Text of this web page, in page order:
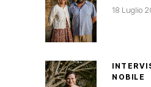
18 Luglio
NOBILE